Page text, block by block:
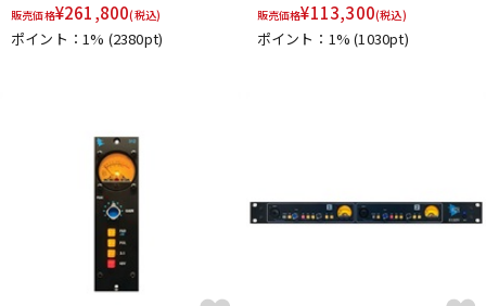
販売価格¥261,800(税込)
ポイント：1% (2380pt)
販売価格¥113,300(税込)
ポイント：1%(1030pt)